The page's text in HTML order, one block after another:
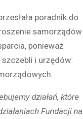
poradnik do
samorządów
ponieważ
i urzędów:
działań, które
Fundacji na